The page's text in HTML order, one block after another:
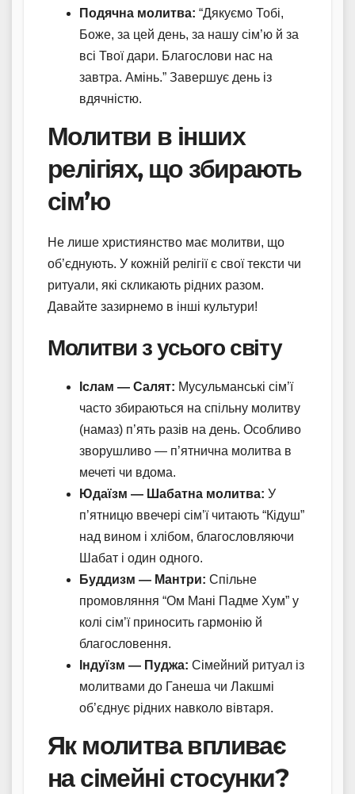
Подячна молитва: “Дякуємо Тобі,
Боже, за цей день, за нашу сім’ю й за
всі Твої дари. Благослови нас на
завтра. Амінь.” Завершує день із
вдячністю.
Молитви в інших
релігіях, що збирають
сім’ю
Не лише християнство має молитви, що
об’єднують. У кожній релігії є свої тексти чи
ритуали, які скликають рідних разом.
Давайте зазирнемо в інші культури!
Молитви з усього світу
Іслам — Салят: Мусульманські сім’ї
часто збираються на спільну молитву
(намаз) п’ять разів на день. Особливо
зворушливо — п’ятнична молитва в
мечеті чи вдома.
Юдаїзм — Шабатна молитва: У
п’ятницю ввечері сім’ї читають “Кідуш”
над вином і хлібом, благословляючи
Шабат і один одного.
Буддизм — Мантри: Спільне
промовляння “Ом Мані Падме Хум” у
колі сім’ї приносить гармонію й
благословення.
Індуїзм — Пуджа: Сімейний ритуал із
молитвами до Ганеша чи Лакшмі
об’єднує рідних навколо вівтаря.
Як молитва впливає
на сімейні стосунки?